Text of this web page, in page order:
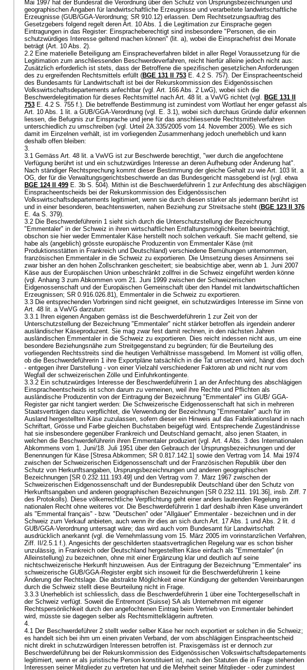
Mai 1997 hat der Bundesrat die Verordnung über den Schutz von Ursprungsbezeichnungen und
geographischen Angaben für landwirtschaftliche Erzeugnisse und verarbeitete landwirtschaftliche
Erzeugnisse (GUB/GGA-Verordnung; SR 910.12) erlassen. Dem Rechtsetzungsauftrag des
Gesetzgebers folgend regelt deren Art. 10 Abs. 1 die Legitimation zur Einsprache gegen
Eintragungen in das Register: Einspracheberechtigt sind insbesondere "Personen, die ein
schutzwürdiges Interesse geltend machen können" (lit. a), wobei die Einsprachefrist drei Monate
beträgt (Art. 10 Abs. 2).
2.2 Eine materielle Beteiligung am Einspracheverfahren bildet in aller Regel Voraussetzung für die
Legitimation zum anschliessenden Beschwerdeverfahren, reicht hierfür alleine jedoch nicht aus:
Zusätzlich erforderlich ist stets, dass der Betroffene die spezifischen gesetzlichen Anforderungen
des zu ergreifenden Rechtsmittels erfüllt (BGE 131 II 753 E. 4.2 S. 757). Der Einspracheentscheid
des Bundesamts für Landwirtschaft ist bei der Rekurskommission des Eidgenössischen
Volkswirtschaftsdepartements anfechtbar (vgl. Art. 166 Abs. 2 LwG), wobei sich die
Beschwerdelegitimation für dieses Rechtsmittel nach Art. 48 lit. a VwVG richtet (vgl. BGE 131 II
753 E. 4.2 S. 755 f.). Die betreffende Bestimmung ist zumindest vom Wortlaut her enger gefasst als
Art. 10 Abs. 1 lit. a GUB/GGA-Verordnung (vgl. E. 3.1), wobei sich durchaus Gründe dafür erkennen
liessen, die Befugnis zur Einsprache und jene für das anschliessende Rechtsmittelverfahren
unterschiedlich zu umschreiben (vgl. Urteil 2A.335/2005 vom 14. November 2005). Wie es sich
damit im Einzelnen verhält, ist im vorliegenden Zusammenhang jedoch unerheblich und kann
deshalb offen bleiben:
3.
3.1 Gemäss Art. 48 lit. a VwVG ist zur Beschwerde berechtigt, "wer durch die angefochtene
Verfügung berührt ist und ein schutzwürdiges Interesse an deren Aufhebung oder Änderung hat".
Nach ständiger Rechtsprechung kommt dieser Bestimmung der gleiche Gehalt zu wie Art. 103 lit. a
OG, der für die Verwaltungsgerichtsbeschwerde an das Bundesgericht massgebend ist (vgl. etwa
BGE 124 II 499 E. 3b S. 504). Mithin ist die Beschwerdeführerin 1 zur Anfechtung des abschlägigen
Einspracheentscheids bei der Rekurskommission des Eidgenössischen
Volkswirtschaftsdepartements legitimiert, wenn sie durch diesen stärker als jedermann berührt ist
und in einer besonderen, beachtenswerten, nahen Beziehung zur Streitsache steht (BGE 123 II 376
E. 4a S. 379).
3.2 Die Beschwerdeführerin 1 sieht sich durch die Unterschutzstellung der Bezeichnung
"Emmentaler" in der Schweiz in ihren wirtschaftlichen Entfaltungsmöglichkeiten beeinträchtigt,
obschon sie hier weder Emmentaler Käse herstellt noch solchen verkauft. Sie macht geltend, sie
habe als (angeblich) grösste europäische Produzentin von Emmentaler Käse (mit
Produktionsstätten in Frankreich und Deutschland) verschiedene Bemühungen unternommen,
französischen Emmentaler in die Schweiz zu exportieren. Die Umsetzung dieses Ansinnens sei
zwar bisher an den hohen Zollschranken gescheitert; sie beabsichtige aber, wenn ab 1. Juni 2007
Käse aus der Europäischen Union unbeschränkt zollfrei in die Schweiz eingeführt werden könne
(vgl. Anhang 3 zum Abkommen vom 21. Juni 1999 zwischen der Schweizerischen
Eidgenossenschaft und der Europäischen Gemeinschaft über den Handel mit landwirtschaftlichen
Erzeugnissen; SR 0.916.026.81), Emmentaler in die Schweiz zu exportieren.
3.3 Die entsprechenden Vorbringen sind nicht geeignet, ein schutzwürdiges Interesse im Sinne von
Art. 48 lit. a VwVG darzutun:
3.3.1 Ihren eigenen Angaben gemäss ist die Beschwerdeführerin 1 zur Zeit von der
Unterschutzstellung der Bezeichnung "Emmentaler" nicht stärker betroffen als irgendein anderer
ausländischer Käseproduzent. Sie mag zwar fest damit rechnen, in den nächsten Jahren
ausländischen Emmentaler in die Schweiz zu exportieren. Dies reicht indessen nicht aus, um eine
besondere Beziehungsnähe zum Streitgegenstand zu begründen; für die Beurteilung des
vorliegenden Rechtsstreits sind die heutigen Verhältnisse massgebend. Im Moment ist völlig offen,
ob die Beschwerdeführerin 1 ihre Exportpläne tatsächlich in die Tat umsetzen wird, hängt dies doch
- entgegen ihrer Darstellung - von einer Vielzahl verschiedener Faktoren ab und nicht nur vom
Wegfall der schweizerischen Zölle und Einfuhrkontingente.
3.3.2 Ein schutzwürdiges Interesse der Beschwerdeführerin 1 an der Anfechtung des abschlägigen
Einspracheentscheids ist schon darum zu verneinen, weil ihre Rechte und Pflichten als
ausländische Produzentin von der Eintragung der Bezeichnung "Emmentaler" ins GUB/ GGA-
Register gar nicht tangiert werden: Die Schweizerische Eidgenossenschaft hat sich in mehreren
Staatsverträgen dazu verpflichtet, die Verwendung der Bezeichnung "Emmentaler" auch für im
Ausland hergestellten Käse zuzulassen, sofern dieser ein Hinweis auf das Fabrikationsland in nach
Schriftart, Grösse und Farbe gleichen Buchstaben beigefügt wird. Entsprechende Zugeständnisse
hat sie insbesondere gegenüber Frankreich und Deutschland gemacht, also jenen Staaten, in
welchen die Beschwerdeführerin ihren Emmentaler produziert (vgl. Art. 4 Abs. 3 des Internationalen
Abkommens vom 1. Juni/18. Juli 1951 über den Gebrauch der Ursprungsbezeichnungen und der
Benennungen für Käse [Stresa Abkommen; SR 0.817.142.1] sowie den Vertrag vom 14. Mai 1974
zwischen der Schweizerischen Eidgenossenschaft und der Französischen Republik über den
Schutz von Herkunftsangaben, Ursprungsbezeichnungen und anderen geographischen
Bezeichnungen [SR 0.232.111.193.49] und den Vertrag vom 7. März 1967 zwischen der
Schweizerischen Eidgenossenschaft und der Bundesrepublik Deutschland über den Schutz von
Herkunftsangaben und anderen geographischen Bezeichnungen [SR 0.232.111. 191.36], insb. Ziff. 7
des Protokolls). Diese völkerrechtliche Verpflichtung geht einer anders lautenden Regelung im
nationalen Recht ohne weiteres vor. Die Beschwerdeführerin 1 darf deshalb ihren Käse unverändert
als "Emmental français" - bzw. "Deutschen" oder "Allgäuer" Emmentaler - bezeichnen und in der
Schweiz zum Verkauf anbieten, auch wenn ihr dies an sich durch Art. 17 Abs. 1 und Abs. 2 lit. d
GUB/GGA-Verordnung untersagt wäre; das wird auch vom Bundesamt für Landwirtschaft
ausdrücklich anerkannt (vgl. die Vernehmlassung vom 15. März 2005 im vorinstanzlichen Verfahren,
Ziff. II/2.5.1 f.). Angesichts der geschilderten staatsvertraglichen Regelung war es schon bisher
unzulässig, in Frankreich oder Deutschland hergestellten Käse einfach als "Emmentaler" (in
Alleinstellung) zu bezeichnen, ohne mit einer Ergänzung klar und deutlich auf seine
nichtschweizerische Herkunft hinzuweisen. Aus der Eintragung der Bezeichnung "Emmentaler" ins
schweizerische GUB/GGA-Register ergibt sich insoweit für die Beschwerdeführerin 1 keine
Änderung der Rechtslage. Die abstrakte Möglichkeit einer Kündigung der geltenden Vereinbarungen
durch die Schweiz stellt diese Beurteilung nicht in Frage.
3.3.3 Unerheblich ist schliesslich, dass die Beschwerdeführerin 1 über eine Tochtergesellschaft in
der Schweiz verfügt. Soweit die Entremont (Suisse) SA als Unternehmen mit eigener
Rechtspersönlichkeit durch den angefochtenen Eintrag beim Vertrieb von Emmentaler behindert
wird, müsste sie dagegen selber als Rechtsmittelklägerin auftreten.
4.
4.1 Der Beschwerdeführer 2 stellt weder selber Käse her noch exportiert er solchen in die Schweiz;
es handelt sich bei ihm um einen privaten Verband, der vom abschlägigen Einspracheentscheid
nicht direkt in schutzwürdigen Interessen betroffen ist. Praxisgemäss ist er dennoch zur
Beschwerdeführung bei der Rekurskommission des Eidgenössischen Volkswirtschaftsdepartements
legitimiert, wenn er als juristische Person konstituiert ist, nach den Statuten die in Frage stehenden
Interessen seiner Mitglieder zu vertreten hat und die Mehrheit seiner Mitglieder - oder zumindest